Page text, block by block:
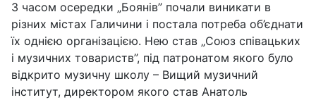
З часом осередки „Боянів” почали виникати в
різних містах Галичини і постала потреба об’єднати
їх однією організацією. Нею став „Союз співацьких
і музичних товариств”, під патронатом якого було
відкрито музичну школу – Вищий музичний
інститут, директором якого став Анатоль